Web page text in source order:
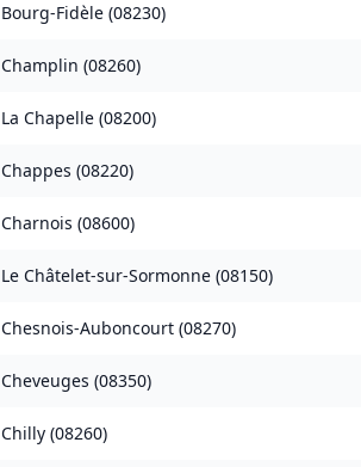
Bourg-Fidèle (08230)
Champlin (08260)
La Chapelle (08200)
Chappes (08220)
Charnois (08600)
Le Châtelet-sur-Sormonne (08150)
Chesnois-Auboncourt (08270)
Cheveuges (08350)
Chilly (08260)